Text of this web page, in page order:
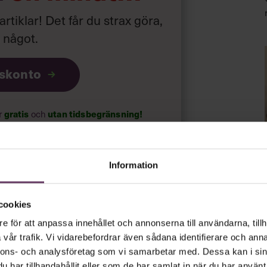
Information
för att anpassa innehållet och annonserna till användarna,
trafik. Vi vidarebefordrar även sådana identifierare och
och analysföretag som vi samarbetar med. Dessa kan i
Det får du strax göra,
.
gratis och utan tidsbegränsning!